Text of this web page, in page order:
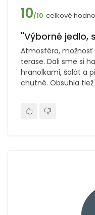
10/10 celkové
"Výborné jedlo,
Atmosféra, možnosť
terase. Dali sme si
hranolkami, šalát a
chutné. Obsuhla